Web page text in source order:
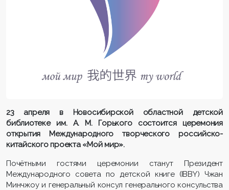
23 апреля в Новосибирской областной детской
библиотеке им. А. М. Горького состоится церемония
открытия Международного творческого российско-
китайского проекта «Мой мир».
Почётными гостями церемонии станут Президент
Международного совета по детской книге (IBBY) Чжан
Минчжоу и генеральный консул генерального консульства